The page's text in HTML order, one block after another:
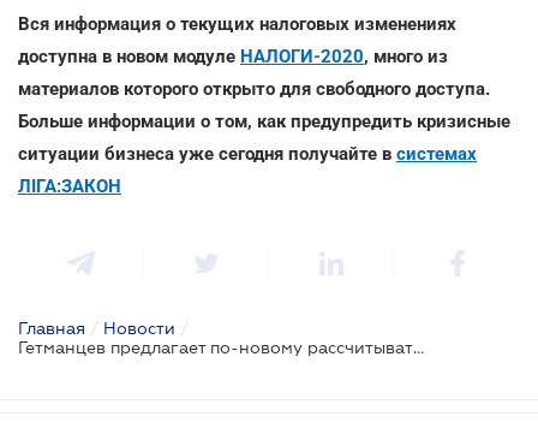
Вся информация о текущих налоговых изменениях
доступна в новом модуле НАЛОГИ-2020, много из
материалов которого открыто для свободного доступа.
Больше информации о том, как предупредить кризисные
ситуации бизнеса уже сегодня получайте в системах
ЛІГА:ЗАКОН
Главная / Новости /
Гетманцев предлагает по-новому рассчитывать местные налоги